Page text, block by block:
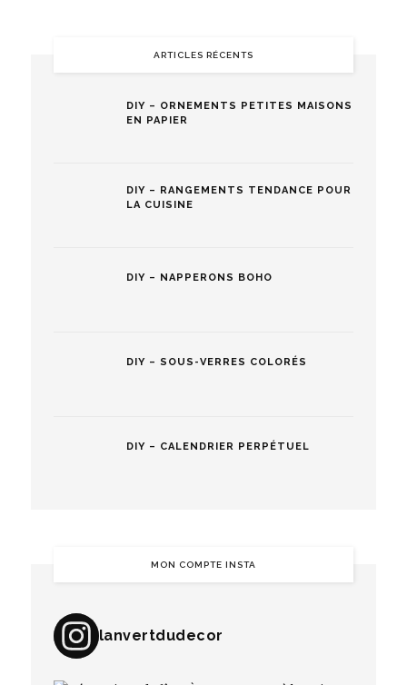
ARTICLES RÉCENTS
DIY – ORNEMENTS PETITES MAISONS
EN PAPIER
DIY – RANGEMENTS TENDANCE POUR
LA CUISINE
DIY – NAPPERONS BOHO
DIY – SOUS-VERRES COLORÉS
DIY – CALENDRIER PERPÉTUEL
MON COMPTE INSTA
lanvertdudecor